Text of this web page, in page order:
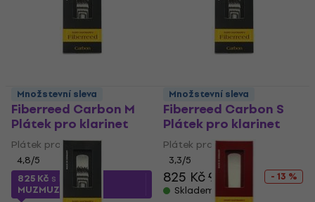
Fiberreed Carbon M
Plátek pro klarinet
Plátek pro klarinet
4,8/5
825 Kč s kódem
MUZMUZ-10
Fiberreed Carbon S
Plátek pro klarinet
Plátek pro klarinet
3,3/5
825 Kč948 Kč
- 13 %
Skladem
Množstevní sleva Množstevní sleva